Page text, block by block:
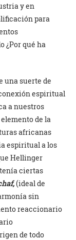
y en
para
¿Por qué ha
una suerte de
espiritual
a nuestros
de la
africanas
espiritual a los
Hellinger
ciertas
(ideal de
sin
reaccionario
de todo